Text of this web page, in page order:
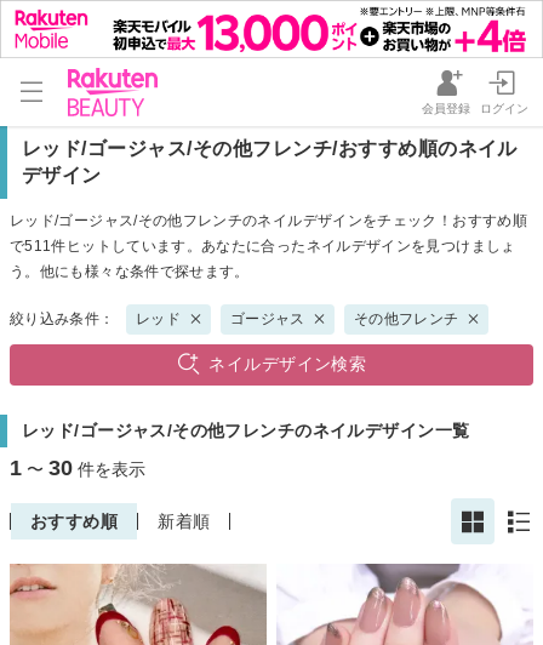
会員登録 ログイン
レッド/ゴージャス/その他フレンチ/おすすめ順のネイル
デザイン
レッド/ゴージャス/その他フレンチのネイルデザインをチェック！おすすめ順
で511件ヒットしています。あなたに合ったネイルデザインを見つけましょ
う。他にも様々な条件で探せます。
絞り込み条件： レッド ゴージャス その他フレンチ
ネイルデザイン検索
レッド/ゴージャス/その他フレンチのネイルデザイン一覧
1 〜 30 件を表示
おすすめ順 新着順